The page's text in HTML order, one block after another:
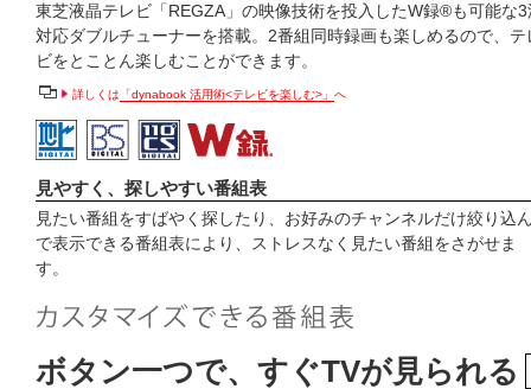
東芝液晶テレビ「REGZA」の映像技術を投入したW録®も可能な3
対応ダブルチューナーを搭載。2番組同時録画も楽しめるので、テ
ビをとことん楽しむことができます。
詳しくは 「dynabook 活用術<テレビを楽しむ>」 へ
見やすく、探しやすい番組表
見たい番組をすばやく探したり、お好みのチャンネルだけ絞り込
で表示できる番組表により、ストレスなく見たい番組をさがせま
す。
ボタン一つで、すぐTVが見られる